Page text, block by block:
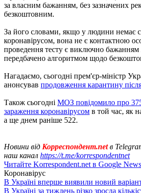
за власним бажанням, без зазначених
безкоштовним.
За його словами, якщо у людини немає
коронавірусом, вона не є контактною
проведення тесту є виключно
передбачено алгоритмом щодо
Нагадаємо, сьогодні прем'єр-міністр
анонсував продовження карантину
Також сьогодні МОЗ повідомило про
зараження коронавірусом в той час, як
а ще днем ​​раніше 522.
Новини від Корреспондент.netв
наш канал https://t.me/korrespondentnet
Читайте Korrespondent.net в Google News
Коронавірус
В Україні вперше виявили новий
В Україні за тиждень різко зросла